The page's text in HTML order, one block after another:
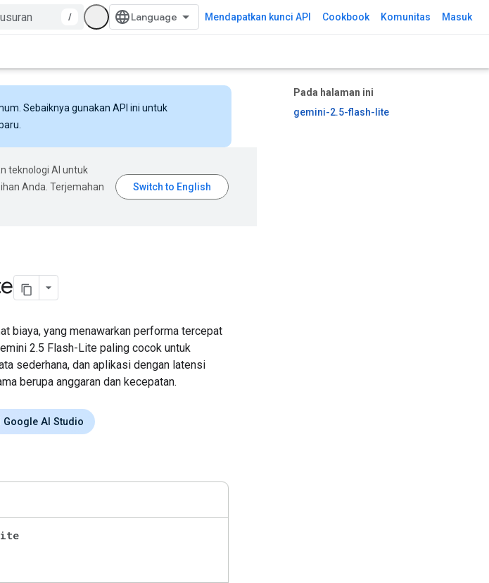
/ Mendapatkan kunci API Cookbook Komunitas Masuk
Pada halaman ini
gemini-2.5-flash-lite
Sebaiknya gunakan API ini untuk
teknologi AI untuk
Anda. Terjemahan
biaya, yang menawarkan performa tercepat
2.5 Flash-Lite paling cocok untuk
sederhana, dan aplikasi dengan latensi
berupa anggaran dan kecepatan.
Google AI Studio